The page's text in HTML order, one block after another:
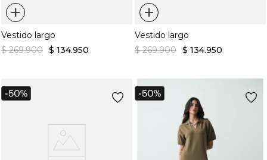
+
Vestido largo
$ 269.900 $ 134.950
+
Vestido largo
$ 269.900 $ 134.950